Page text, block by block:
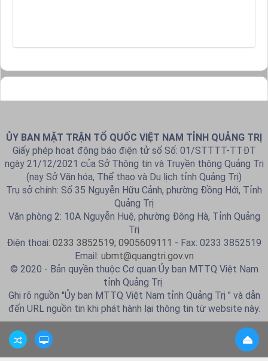
ỦY BAN MẶT TRẬN TỔ QUỐC VIỆT NAM TỈNH QUẢNG TRỊ
Giấy phép hoạt động báo điện tử số Số: 01/STTTT-TTĐT
ngày 21/12/2021 của Sở Thông tin và Truyền thông Quảng Trị
(nay Sở Văn hóa, Thể thao và Du lịch tỉnh Quảng Trị)
Trụ sở chính: Số 35 Nguyễn Hữu Cảnh, phường Đồng Hới, Tỉnh
Quảng Trị
Văn phòng 2: 10A Nguyễn Huệ, phường Đông Hà, Tỉnh Quảng
Trị
Điện thoại: 0233 3852519; 0905609111 - Fax: 0233 3852519
Email: ubmt@quangtri.gov.vn
© 2020 - Bản quyền thuộc Cơ quan Ủy ban MTTQ Việt Nam
tỉnh Quảng Trị
Ghi rõ nguồn "Ủy ban MTTQ Việt Nam tỉnh Quảng Trị " và dẫn
đến URL nguồn tin khi phát hành lại thông tin từ website này.